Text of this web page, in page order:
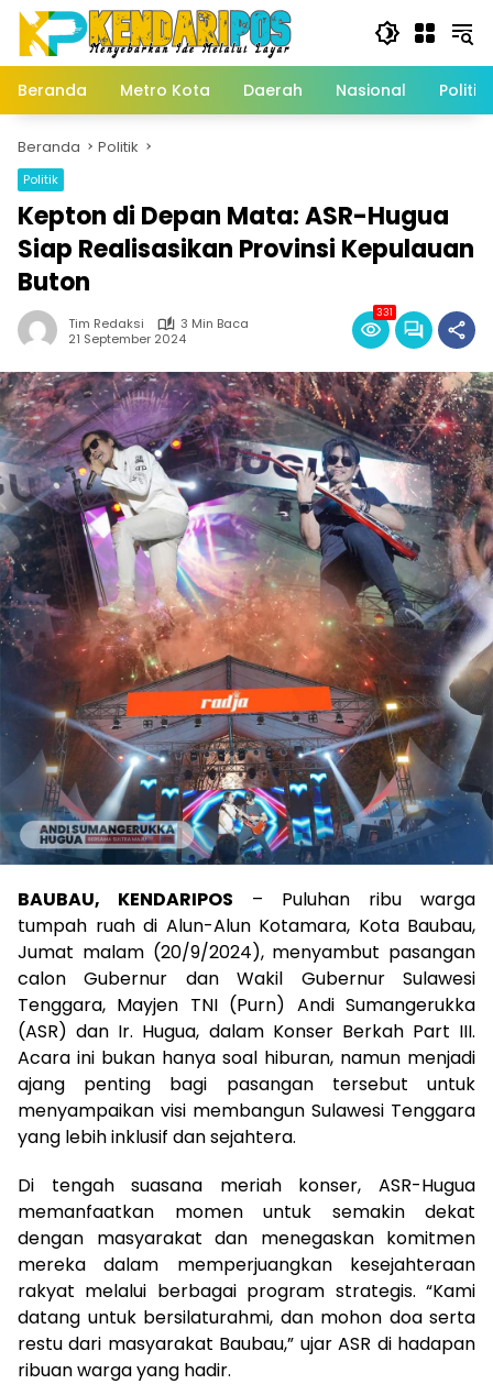
Langsung
konten
Beranda
Metro Kota Daerah Nasional Politik
Beranda Politik
Politik
Kepton di Depan Mata: ASR-Hugua
Siap Realisasikan Provinsi Kepulauan
Buton
Tim Redaksi
3 Min Baca
21 September 2024
331
BAUBAU, KENDARIPOS – Puluhan ribu warga
tumpah ruah di Alun-Alun Kotamara, Kota Baubau,
Jumat malam (20/9/2024), menyambut pasangan
calon Gubernur dan Wakil Gubernur Sulawesi
Tenggara, Mayjen TNI (Purn) Andi Sumangerukka
(ASR) dan Ir. Hugua, dalam Konser Berkah Part III.
Acara ini bukan hanya soal hiburan, namun menjadi
ajang penting bagi pasangan tersebut untuk
menyampaikan visi membangun Sulawesi Tenggara
yang lebih inklusif dan sejahtera.
Di tengah suasana meriah konser, ASR-Hugua
memanfaatkan momen untuk semakin dekat
dengan masyarakat dan menegaskan komitmen
mereka dalam memperjuangkan kesejahteraan
rakyat melalui berbagai program strategis. “Kami
datang untuk bersilaturahmi, dan mohon doa serta
restu dari masyarakat Baubau,” ujar ASR di hadapan
ribuan warga yang hadir.